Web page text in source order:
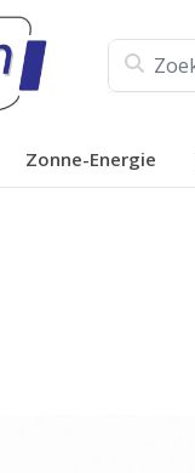
Zonne-Energie